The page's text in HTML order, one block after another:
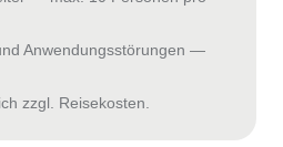
Anwendungsstörungen —
zzgl. Reisekosten.